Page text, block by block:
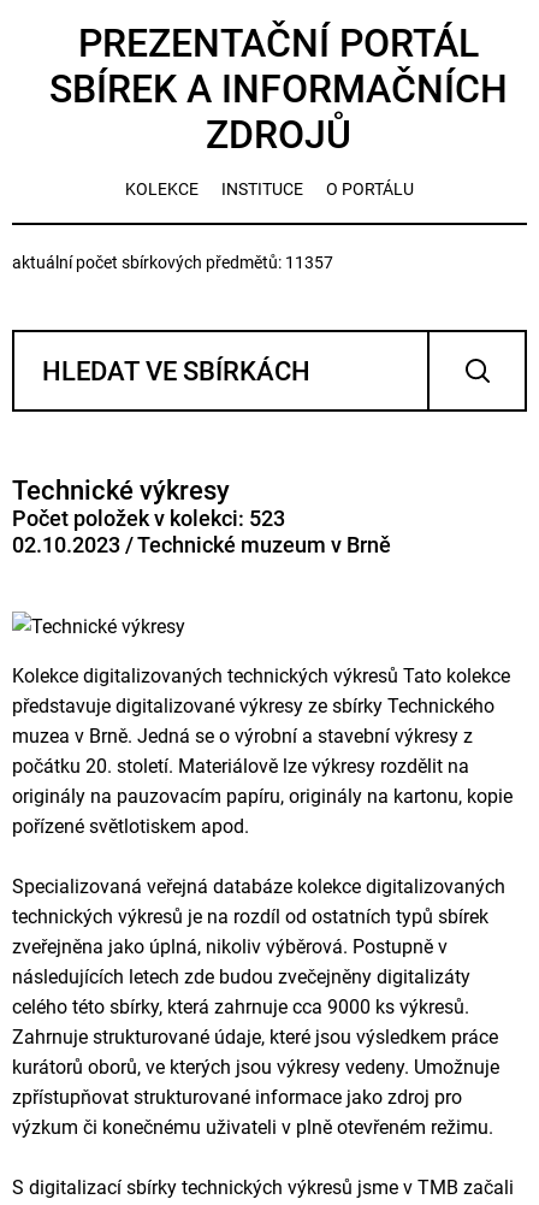
PREZENTAČNÍ PORTÁL
SBÍREK A INFORMAČNÍCH
ZDROJŮ
KOLEKCE INSTITUCE O PORTÁLU
aktuální počet sbírkových předmětů: 11357
Technické výkresy
Počet položek v kolekci: 523
02.10.2023 / Technické muzeum v Brně
Kolekce digitalizovaných technických výkresů Tato kolekce
představuje digitalizované výkresy ze sbírky Technického
muzea v Brně. Jedná se o výrobní a stavební výkresy z
počátku 20. století. Materiálově lze výkresy rozdělit na
originály na pauzovacím papíru, originály na kartonu, kopie
pořízené světlotiskem apod.
Specializovaná veřejná databáze kolekce digitalizovaných
technických výkresů je na rozdíl od ostatních typů sbírek
zveřejněna jako úplná, nikoliv výběrová. Postupně v
následujících letech zde budou zvečejněny digitalizáty
celého této sbírky, která zahrnuje cca 9000 ks výkresů.
Zahrnuje strukturované údaje, které jsou výsledkem práce
kurátorů oborů, ve kterých jsou výkresy vedeny. Umožnuje
zpřístupňovat strukturované informace jako zdroj pro
výzkum či konečnému uživateli v plně otevřeném režimu.
S digitalizací sbírky technických výkresů jsme v TMB začali